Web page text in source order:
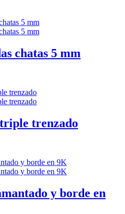
chatas 5 mm
trenzado
y borde en